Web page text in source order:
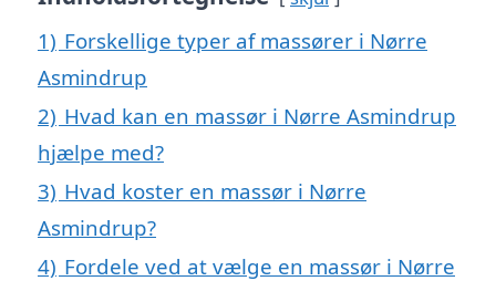
1) Forskellige typer af massører i Nørre
Asmindrup
2) Hvad kan en massør i Nørre Asmindrup
hjælpe med?
3) Hvad koster en massør i Nørre
Asmindrup?
4) Fordele ved at vælge en massør i Nørre